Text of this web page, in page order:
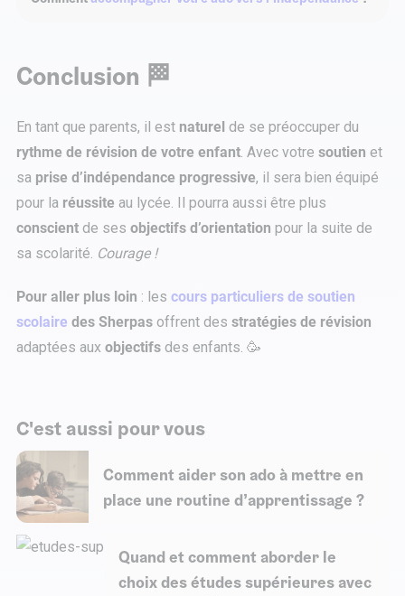
Conclusion 🏁
En tant que parents, il est naturel de se préoccuper du
rythme de révision de votre enfant. Avec votre soutien et
sa prise d’indépendance progressive, il sera bien équipé
pour la réussite au lycée. Il pourra aussi être plus
conscient de ses objectifs d’orientation pour la suite de
sa scolarité. Courage !
Pour aller plus loin : les cours particuliers de soutien
scolaire des Sherpas offrent des stratégies de révision
adaptées aux objectifs des enfants. 🥳
C'est aussi pour vous
Comment aider son ado à mettre en
place une routine d’apprentissage ?
Quand et comment aborder le
choix des études supérieures avec